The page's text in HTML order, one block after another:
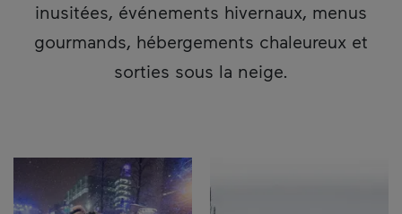
inusitées, événements hivernaux, menus
gourmands, hébergements chaleureux et
sorties sous la neige.